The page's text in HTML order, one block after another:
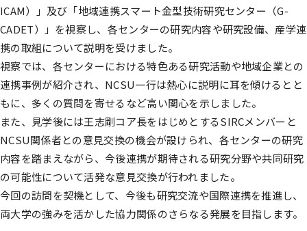
ICAM）」及び「地域連携スマート金型技術研究センター（G-
CADET）」を視察し、各センターの研究内容や研究設備、産学連
携の取組について説明を受けました。
視察では、各センターにおける特色ある研究活動や地域企業との
連携事例が紹介され、NCSU一行は熱心に説明に耳を傾けるとと
もに、多くの質問を寄せるなど高い関心を示しました。
また、見学後には王志剛コア長をはじめとするSIRCメンバーと
NCSU関係者との意見交換の機会が設けられ、各センターの研究
内容を踏まえながら、今後連携が期待される研究分野や共同研究
の可能性について活発な意見交換が行われました。
今回の訪問を契機として、今後も研究交流や国際連携を推進し、
両大学の強みを活かした協力関係のさらなる発展を目指します。